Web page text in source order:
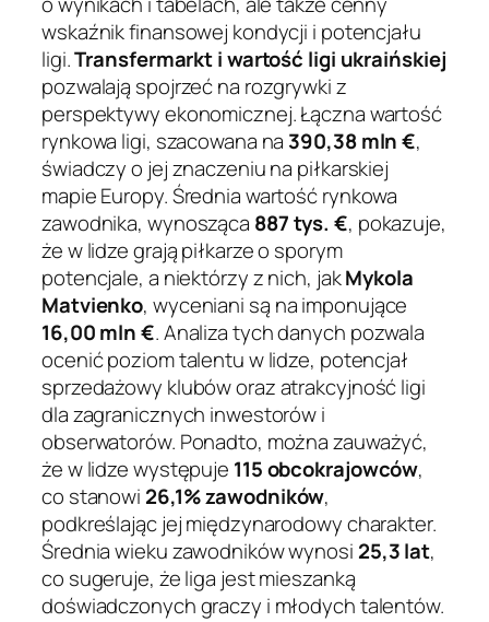
wskaźnik finansowej kondycji i potencjału
ligi.Transfermarkt i wartość ligi ukraińskiej
pozwalają spojrzeć na rozgrywki z
perspektywy ekonomicznej. Łączna wartość
rynkowa ligi, szacowana na 390,38 mln €,
świadczy o jej znaczeniu na piłkarskiej
mapie Europy. Średnia wartość rynkowa
zawodnika, wynosząca 887 tys. €, pokazuje,
że w lidze grają piłkarze o sporym
potencjale, a niektórzy z nich, jakMykola
Matvienko, wyceniani są na imponujące
16,00 mln €. Analiza tych danych pozwala
ocenić poziom talentu w lidze, potencjał
sprzedażowy klubów oraz atrakcyjność ligi
dla zagranicznych inwestorów i
obserwatorów. Ponadto, można zauważyć,
że w lidze występuje 115 obcokrajowców,
co stanowi 26,1% zawodników,
podkreślając jej międzynarodowy charakter.
Średnia wieku zawodników wynosi 25,3 lat,
co sugeruje, że liga jest mieszanką
doświadczonych graczy i młodych talentów.